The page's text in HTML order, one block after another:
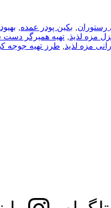
رستوران, بکین پودر عمده,
مزه لذیذ, تهیه همیرگر دست
مزه لذیذ, طرز تهیه جوجه